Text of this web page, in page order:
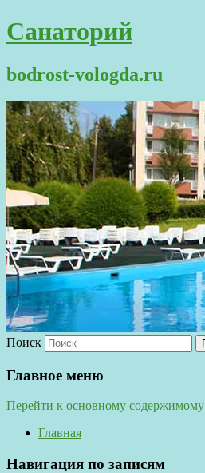
Санаторий
bodrost-vologda.ru
Поиск
Главное меню
Перейти к основному содержимому
Главная
Навигация по записям